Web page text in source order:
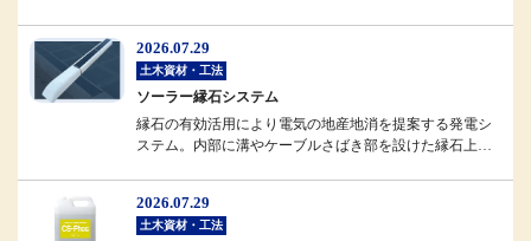
2026.07.29
土木資材・工法
ソーラー縁石システム
縁石の有効活用により電気の地産地消を提案する発電シ
ステム。内部に溝やケーブルさばき部を設けた縁石上部
2026.07.29
土木資材・工法